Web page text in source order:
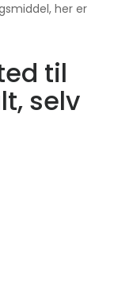
her er
til
selv